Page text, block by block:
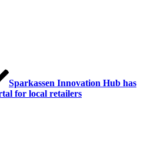
Sparkassen Innovation Hub has
for local retailers